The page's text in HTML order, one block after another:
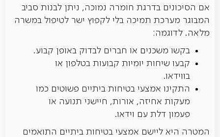
אם הסיכונים בדרגת חומרה נמוכה, ניתן לבנות סביב
המבוגר מערכת תמיכה בלי לקפוץ ישר לטיפול במשרה
מלאה. לדוגמה:
בקשו משכנים או חברים לבדוק באופן קבוע.
קבעו שיחות יומיות קבועות בטלפון או
בווידאו.
התקינו אמצעי בטיחות ביתיים פשוטים כמו
מעקות אחיזה, אורות, חיישני תנועה או
פעמון דלת עם וידאו.
המטרה היא ליישם אמצעי בטיחות ביתיים התואמים